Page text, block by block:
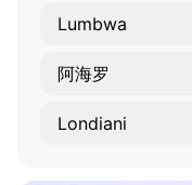
Lumbwa
阿海罗
Londiani